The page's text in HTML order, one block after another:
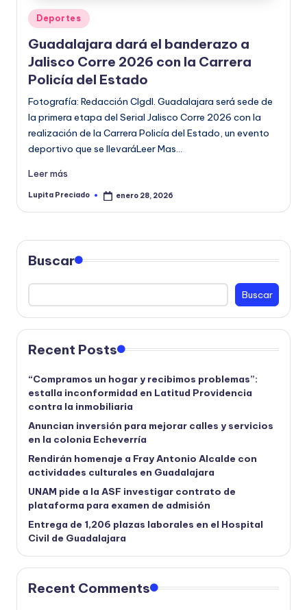
o
r
m
a
ti
v
a
Publicado
en
Deportes
Guadalajara dará el banderazo a
Jalisco Corre 2026 con la Carrera
Policía del Estado
Fotografía: Redacción CIgdl. Guadalajara será sede de
la primera etapa del Serial Jalisco Corre 2026 con la
realización de la Carrera Policía del Estado, un evento
deportivo que se llevaráLeer Mas…
Leer más
Publicado
Lupita Preciado enero 28, 2026
Buscar
Buscar
Recent Posts
“Compramos un hogar y recibimos problemas”:
estalla inconformidad en Latitud Providencia
contra la inmobiliaria
Anuncian inversión para mejorar calles y servicios
en la colonia Echeverría
Rendirán homenaje a Fray Antonio Alcalde con
actividades culturales en Guadalajara
UNAM pide a la ASF investigar contrato de
plataforma para examen de admisión
Entrega de 1,206 plazas laborales en el Hospital
Civil de Guadalajara
Recent Comments